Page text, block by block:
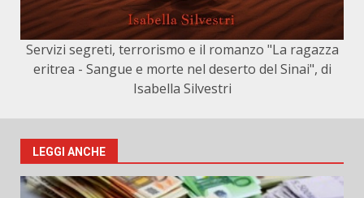
Servizi segreti, terrorismo e il romanzo "La ragazza
eritrea - Sangue e morte nel deserto del Sinai", di
Isabella Silvestri
LEGGI ANCHE